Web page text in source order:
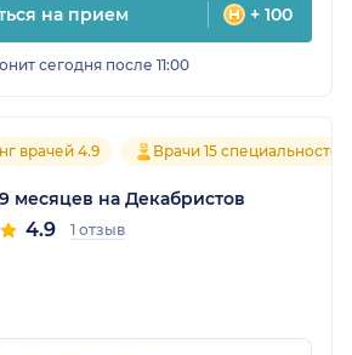
на прием + 100
сегодня после 11:00
врачей 4.9 Врачи 15 специальностей
9 месяцев на Декабристов
4.9 1 отзыв